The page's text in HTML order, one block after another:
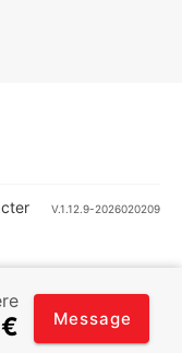
Message
V.1.12.9-2026020209